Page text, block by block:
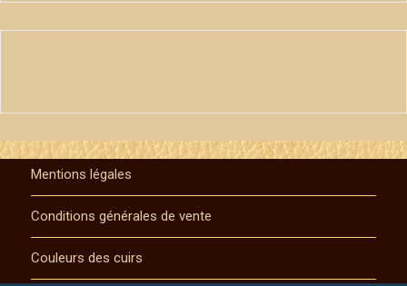
Mentions légales
Conditions générales de vente
Couleurs des cuirs